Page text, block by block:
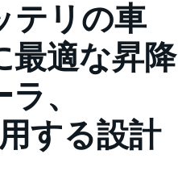
テリの車
最適な昇降
、
する設計